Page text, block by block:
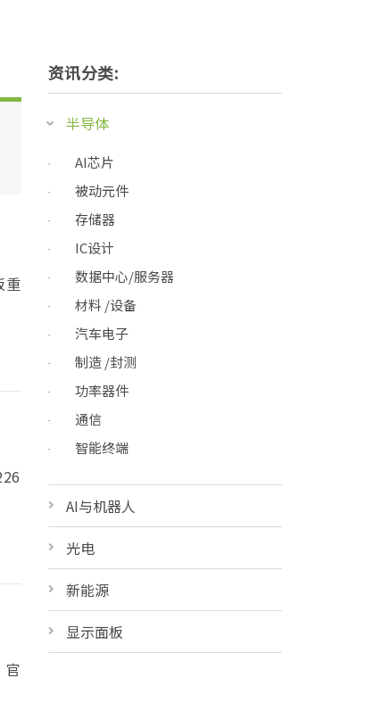
重
官
资讯分类:
半导体
AI芯片
被动元件
存储器
IC设计
数据中心/服务器
材料 /设备
汽车电子
制造 /封测
功率器件
通信
智能终端
AI与机器人
光电
新能源
显示面板